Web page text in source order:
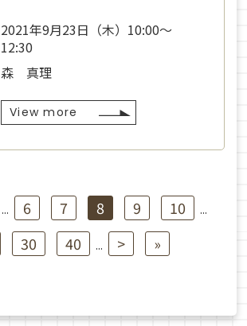
2021年9月23日（木）10:00〜
12:30
森 真理
View more
... 6 7 8 9 10 ...
30 40 ... > »